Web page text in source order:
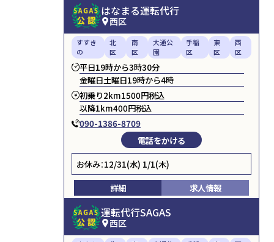
はなまる運転代行
西区
すすき
の
北
区
南
区
大通公
園
手稲
区
東
区
西
区
平日19時から3時30分
金曜日土曜日19時から4時
初乗り2km1500円税込
以降1km400円税込
090-1386-8709
電話をかける
お休み：12/31(水) 1/1(木)
詳細
求人情報
運転代行SAGAS
西区